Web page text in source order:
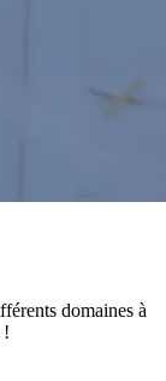
domaines à
!